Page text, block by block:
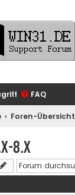
FAQ
Foren-Übersicht
8.x